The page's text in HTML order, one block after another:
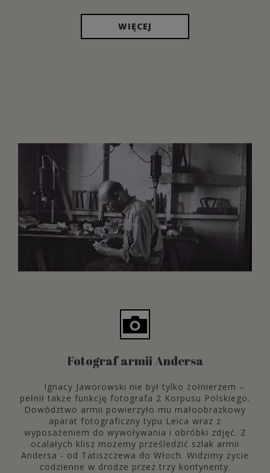
Fotograf armii Andersa
Ignacy Jaworowski nie był tylko żołnierzem –
pełnił także funkcję fotografa 2 Korpusu Polskiego.
Dowództwo armii powierzyło mu małoobrazkowy
aparat fotograficzny typu Leica wraz z
wyposażeniem do wywoływania i obróbki zdjęć. Z
ocalałych klisz możemy prześledzić szlak armii
Andersa - od Tatiszczewa do Włoch. Widzimy życie
codzienne w drodze przez trzy kontynenty.